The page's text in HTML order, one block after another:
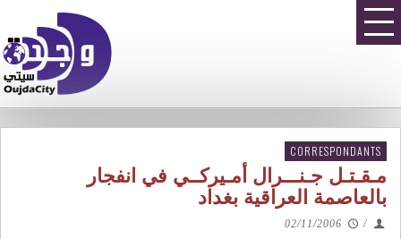
CORRESPONDANTS
مـقـتـل جـنـــرال أمـيركــي في انفجار
بالعاصمة العراقية بغداد
/
02/11/2006